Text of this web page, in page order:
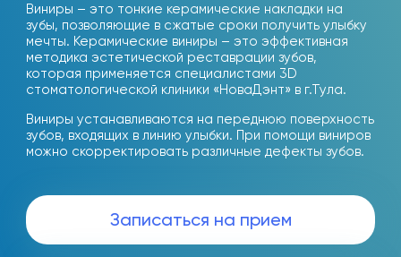
Виниры – это тонкие керамические накладки на
зубы, позволяющие в сжатые сроки получить улыбку
мечты. Керамические виниры – это эффективная
методика эстетической реставрации зубов,
которая применяется специалистами 3D
стоматологической клиники «НоваДэнт» в г.Тула.
Виниры устанавливаются на переднюю поверхность
зубов, входящих в линию улыбки. При помощи виниров
можно скорректировать различные дефекты зубов.
Записаться на прием